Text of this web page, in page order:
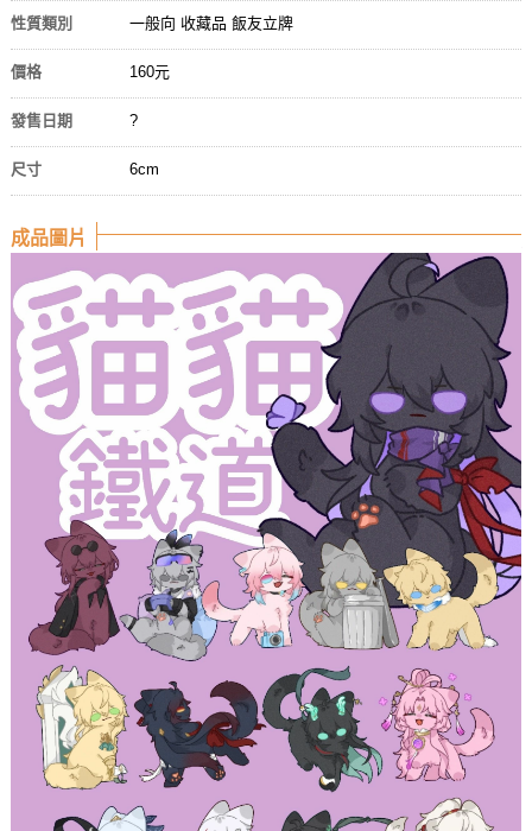
性質類別 一般向 收藏品 飯友立牌
價格 160元
發售日期 ?
尺寸 6cm
成品圖片